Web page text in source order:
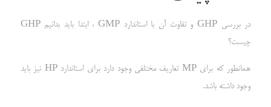
در بررسی GHP و تفاوت آن با استاندارد GMP ، ابتدا باید بدانیم GHP
چیست؟
همانطور که برای MP تعاریف مختلفی وجود دارد برای استاندارد HP نیز باید
وجود داشته باشد.